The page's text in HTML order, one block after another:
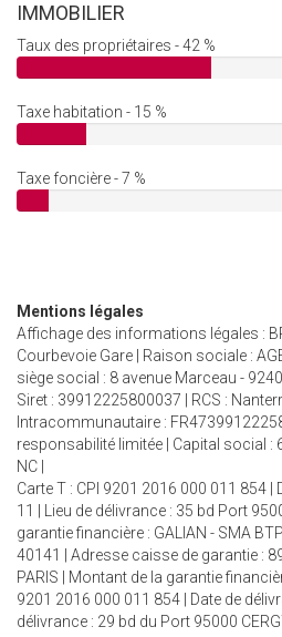
IMMOBILIER
Taux des propriétaires - 42 %
Taxe habitation - 15 %
Taxe foncière - 7 %
Mentions légales
Affichage des informations légales :
Courbevoie Gare | Raison sociale :
siège social : 8 avenue Marceau -
Siret : 39912225800037 | RCS :
Intracommunautaire :
responsabilité limitée | Capital social :
NC |
Carte T : CPI 9201 2016 000 011 854 |
11 | Lieu de délivrance : 35 bd Port
garantie financière : GALIAN - SMA
40141 | Adresse caisse de garantie :
PARIS | Montant de la garantie
9201 2016 000 011 854 | Date de
délivrance : 29 bd du Port 95000